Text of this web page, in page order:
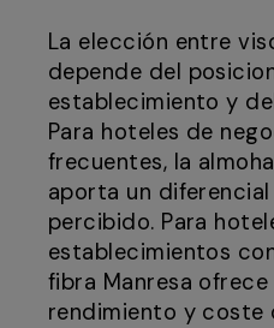
La elección entre
depende del
establecimiento y
Para hoteles de
frecuentes, la
aporta un
percibido. Para
establecimientos
fibra Manresa
rendimiento y coste